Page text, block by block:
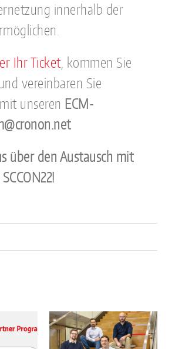
innerhalb der
Ihr Ticket, kommen Sie
vereinbaren Sie
unseren ECM-
über den Austausch mit